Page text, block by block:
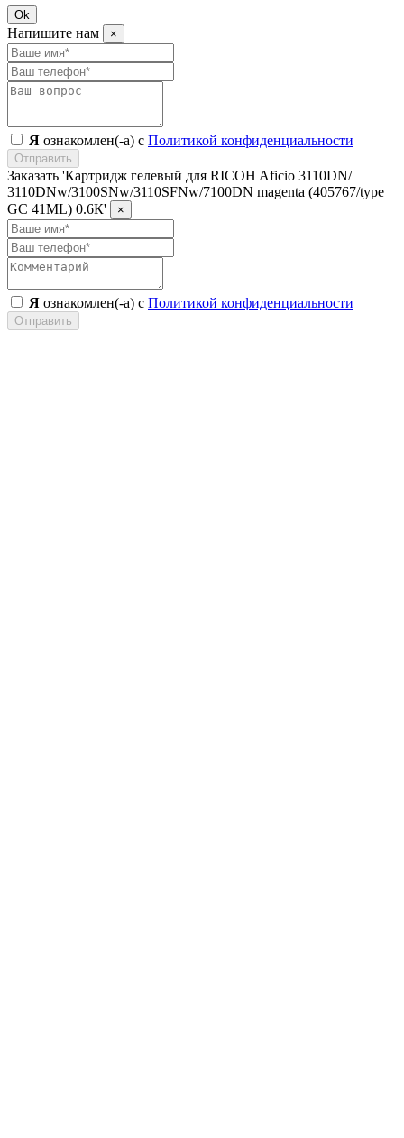
Ok
Напишите нам ×
Я ознакомлен(-а) с Политикой конфиденциальности
Отправить
Заказать 'Картридж гелевый для RICOH Aficio 3110DN/
3110DNw/3100SNw/3110SFNw/7100DN magenta (405767/type
GC 41ML) 0.6К'
×
Я ознакомлен(-а) с Политикой конфиденциальности
Отправить